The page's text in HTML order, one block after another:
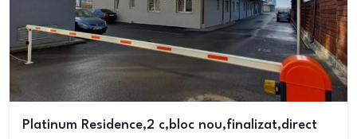
Platinum Residence,2 c,bloc nou,finalizat,direct